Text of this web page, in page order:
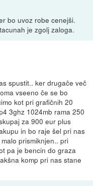
bo uvoz robe cenejši.
je zgolj zaloga.
spustit.. ker drugače več
vseeno če se bo
kot pri grafičnih 20
3ghz 1024mb rama 250
za 900 eur plus
in bo raje šel pri nas
prismiknjen.. pri
pa je bencin do graza
komp pri nas stane